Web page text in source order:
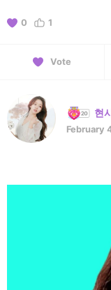
0 1
Vote
현
February